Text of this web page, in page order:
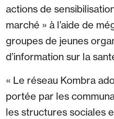
actions de
marché » à l’aide de
groupes de jeunes
d’information sur la
« Le réseau Kombra
portée par les
les structures sociales